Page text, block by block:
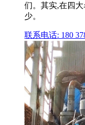
们。其实,在四
少。
联系电话: 180